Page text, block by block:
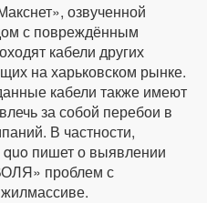
озвученной
с повреждённым
кабели других
на харьковском рынке.
кабели также имеют
за собой перебои в
В частности,
quo пишет о выявлении
проблем с